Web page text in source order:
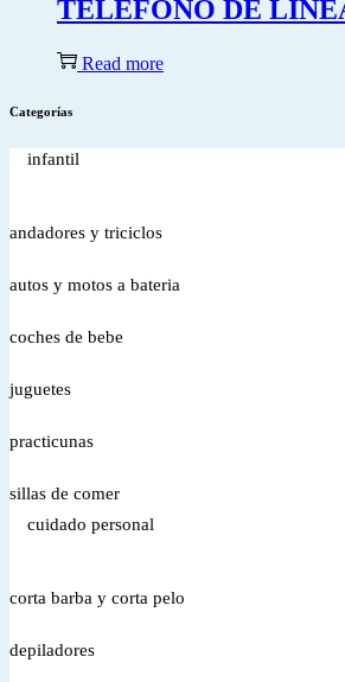
TELEFONO DE
Read more
Categorías
infantil
andadores y triciclos
autos y motos a bateria
coches de bebe
juguetes
practicunas
sillas de comer
cuidado personal
corta barba y corta pelo
depiladores